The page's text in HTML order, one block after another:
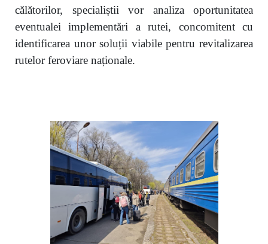
călătorilor, specialiștii vor analiza oportunitatea
eventualei implementări a rutei, concomitent cu
identificarea unor soluții viabile pentru revitalizarea
rutelor feroviare naționale.